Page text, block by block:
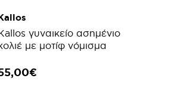
γυναικείο ασημένιο
με μοτίφ νόμισμα